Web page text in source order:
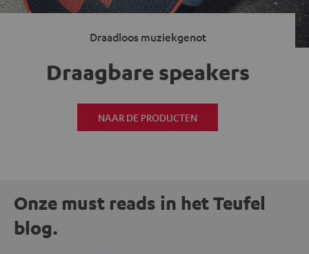
Draadloos muziekgenot
Draagbare speakers
NAAR DE PRODUCTEN
Onze must reads in het Teufel
blog.